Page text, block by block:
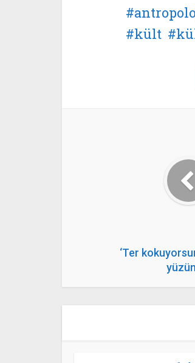
kült
‘Ter